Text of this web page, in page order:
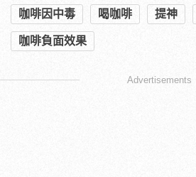
咖啡因中毒 喝咖啡 提神
咖啡負面效果
Advertisements